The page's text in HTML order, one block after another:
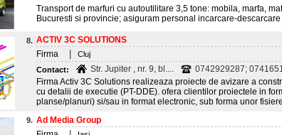
Transport de marfuri cu autoutilitare 3,5 tone: mobila, marfa,
Bucuresti si provincie; asiguram personal incarcare-descarcare
8. ACTIV 3C SOLUTIONS
Firma
Cluj
Contact:
Str. Jupiter , nr. 9, bl....
0742929287;
Firma Activ 3C Solutions realizeaza proiecte de avizare a
cu detalii de executie (PT-DDE). ofera clientilor proiectele in
planse/planuri) si/sau in format electronic, sub forma unor
9. Ad Media Group